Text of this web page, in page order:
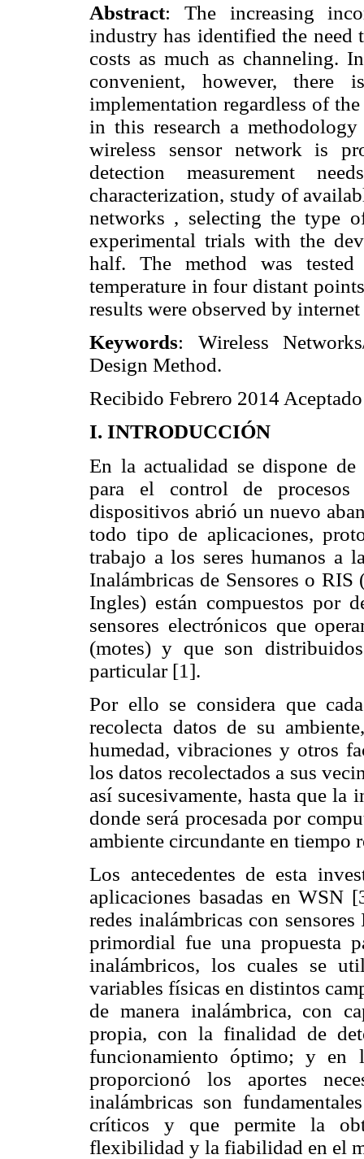
Abstract: The increasing
industry has identified the need
costs as much as channeling.
convenient, however,
implementation regardless of
in this research a
wireless sensor network is
detection measurement
characterization, study of
networks , selecting the type
experimental trials with the
half. The method was
temperature in four distant
results were observed by
Keywords: Wireless
Design Method.
Recibido Febrero 2014
I. INTRODUCCIÓN
En la actualidad se dispone de
para el control de
dispositivos abrió un nuevo
todo tipo de aplicaciones,
trabajo a los seres humanos a
Inalámbricas de Sensores o
Ingles) están compuestos por
sensores electrónicos que
(motes) y que son
particular [1].
Por ello se considera que
recolecta datos de su
humedad, vibraciones y otros
los datos recolectados a sus
así sucesivamente, hasta que la
donde será procesada por
ambiente circundante en tiempo
Los antecedentes de esta
aplicaciones basadas en WSN
redes inalámbricas con
primordial fue una propuesta
inalámbricos, los cuales se
variables físicas en distintos
de manera inalámbrica, con
propia, con la finalidad de
funcionamiento óptimo; y en
proporcionó los aportes
inalámbricas son
críticos y que permite la
flexibilidad y la fiabilidad en el